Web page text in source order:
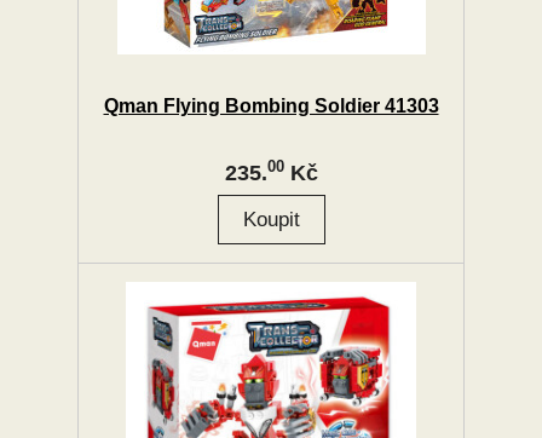
Qman Flying Bombing Soldier 41303
235.00Kč